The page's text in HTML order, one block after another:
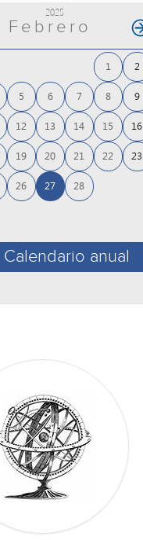
2025
Febrero
1 2
5 6 7 8 9
12 13 14 15 16
19 20 21 22 23
26 27 28
Calendario anual